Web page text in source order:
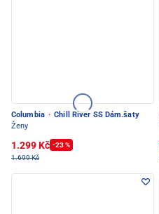
Columbia · Chill River SS Dám.šaty
Ženy
1.299 Kč -23 %
1.699 Kč